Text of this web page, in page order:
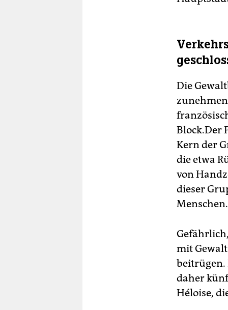
Die
Block.Der
Kern der
die etwa
von
dieser
Menschen.
mit
beitrügen.
daher
Héloise,